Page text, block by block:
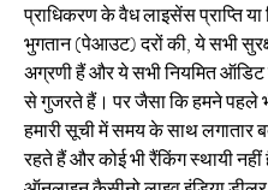
प्राधिकरण के वैध लाइसेंस प्राप्ति या
भुगतान (पेआउट) दरों की, ये सभी
अग्रणी हैं और ये सभी नियमित ऑडिट
से गुजरते हैं। पर जैसा कि हमने पहले
हमारी सूची में समय के साथ लगातार
रहते हैं और कोई भी रैंकिंग स्थायी